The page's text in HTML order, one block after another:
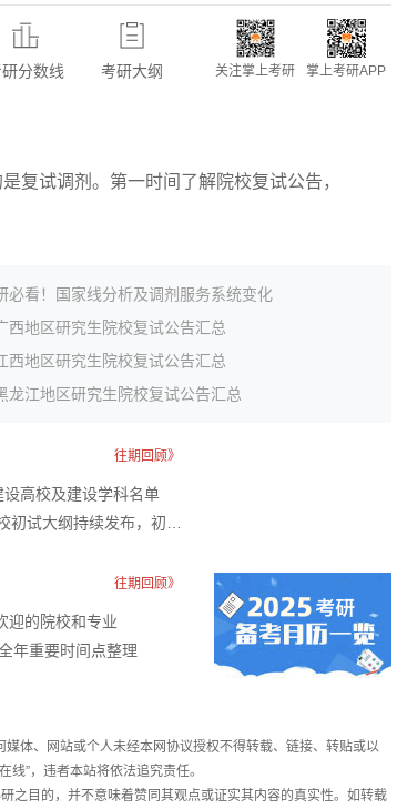
分数线 考研大纲 关注掌上考研 掌上考研APP
复试调剂。第一时间了解院校复试公告，
必看！国家线分析及调剂服务系统变化
西地区研究生院校复试公告汇总
西地区研究生院校复试公告汇总
龙江地区研究生院校复试公告汇总
往期回顾》
设高校及建设学科名单
往期回顾》
迎的院校和专业
年重要时间点整理
体、网站或个人未经本网协议授权不得转载、链接、转贴或以
”，违者本站将依法追究责任。
之目的，并不意味着赞同其观点或证实其内容的真实性。如转载